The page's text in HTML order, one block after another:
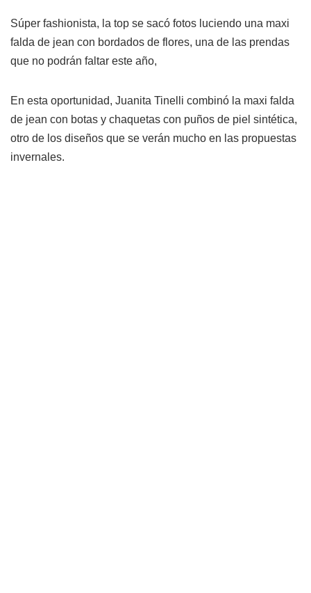
Súper fashionista, la top se sacó fotos luciendo una maxi
falda de jean con bordados de flores, una de las prendas
que no podrán faltar este año,
En esta oportunidad, Juanita Tinelli combinó la maxi falda
de jean con botas y chaquetas con puños de piel sintética,
otro de los diseños que se verán mucho en las propuestas
invernales.